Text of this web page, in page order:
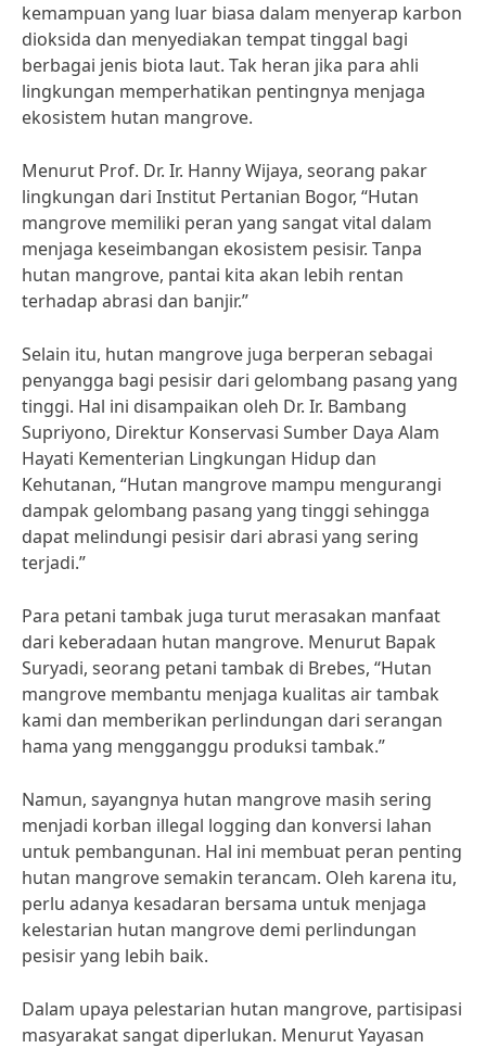
kemampuan yang luar biasa dalam menyerap karbon
dioksida dan menyediakan tempat tinggal bagi
berbagai jenis biota laut. Tak heran jika para ahli
lingkungan memperhatikan pentingnya menjaga
ekosistem hutan mangrove.
Menurut Prof. Dr. Ir. Hanny Wijaya, seorang pakar
lingkungan dari Institut Pertanian Bogor, “Hutan
mangrove memiliki peran yang sangat vital dalam
menjaga keseimbangan ekosistem pesisir. Tanpa
hutan mangrove, pantai kita akan lebih rentan
terhadap abrasi dan banjir.”
Selain itu, hutan mangrove juga berperan sebagai
penyangga bagi pesisir dari gelombang pasang yang
tinggi. Hal ini disampaikan oleh Dr. Ir. Bambang
Supriyono, Direktur Konservasi Sumber Daya Alam
Hayati Kementerian Lingkungan Hidup dan
Kehutanan, “Hutan mangrove mampu mengurangi
dampak gelombang pasang yang tinggi sehingga
dapat melindungi pesisir dari abrasi yang sering
terjadi.”
Para petani tambak juga turut merasakan manfaat
dari keberadaan hutan mangrove. Menurut Bapak
Suryadi, seorang petani tambak di Brebes, “Hutan
mangrove membantu menjaga kualitas air tambak
kami dan memberikan perlindungan dari serangan
hama yang mengganggu produksi tambak.”
Namun, sayangnya hutan mangrove masih sering
menjadi korban illegal logging dan konversi lahan
untuk pembangunan. Hal ini membuat peran penting
hutan mangrove semakin terancam. Oleh karena itu,
perlu adanya kesadaran bersama untuk menjaga
kelestarian hutan mangrove demi perlindungan
pesisir yang lebih baik.
Dalam upaya pelestarian hutan mangrove, partisipasi
masyarakat sangat diperlukan. Menurut Yayasan